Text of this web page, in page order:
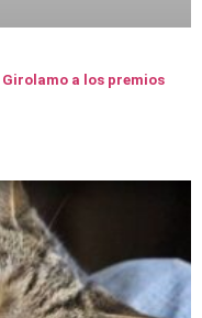
a los premios